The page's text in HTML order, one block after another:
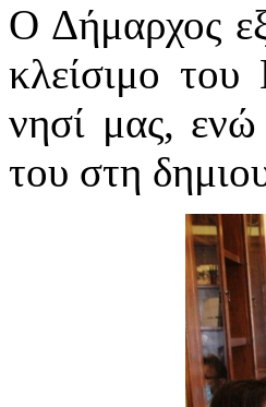
Ο Δήμαρχος
κλείσιμο
νησί μας, ενώ
του στη